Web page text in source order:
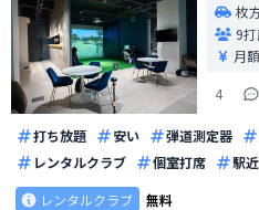
枚
9
月
4
打ち放題 安い 弾道測定器
レンタルクラブ
個室打席 駅近
レンタルクラブ
無料